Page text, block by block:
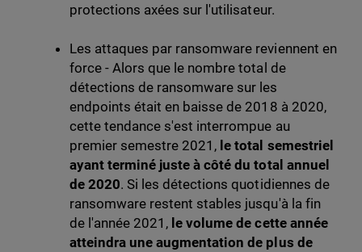
protections axées sur l'utilisateur.
Les attaques par ransomware reviennent en
force - Alors que le nombre total de
détections de ransomware sur les
endpoints était en baisse de 2018 à 2020,
cette tendance s'est interrompue au
premier semestre 2021, le total semestriel
ayant terminé juste à côté du total annuel
de 2020. Si les détections quotidiennes de
ransomware restent stables jusqu'à la fin
de l'année 2021, le volume de cette année
atteindra une augmentation de plus de